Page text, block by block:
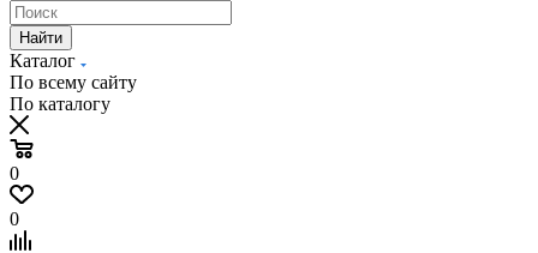
Найти
Каталог
По всему сайту
По каталогу
0
0